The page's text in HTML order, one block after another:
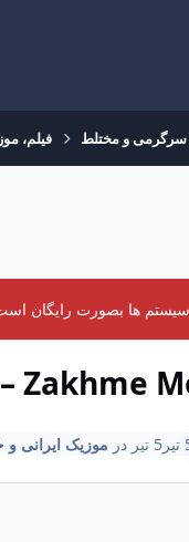
سرگرمی و مختلط فیلم،
سیستم ها بصورت رایگان
Zakhme
5 تیر در موزیک ایرانی